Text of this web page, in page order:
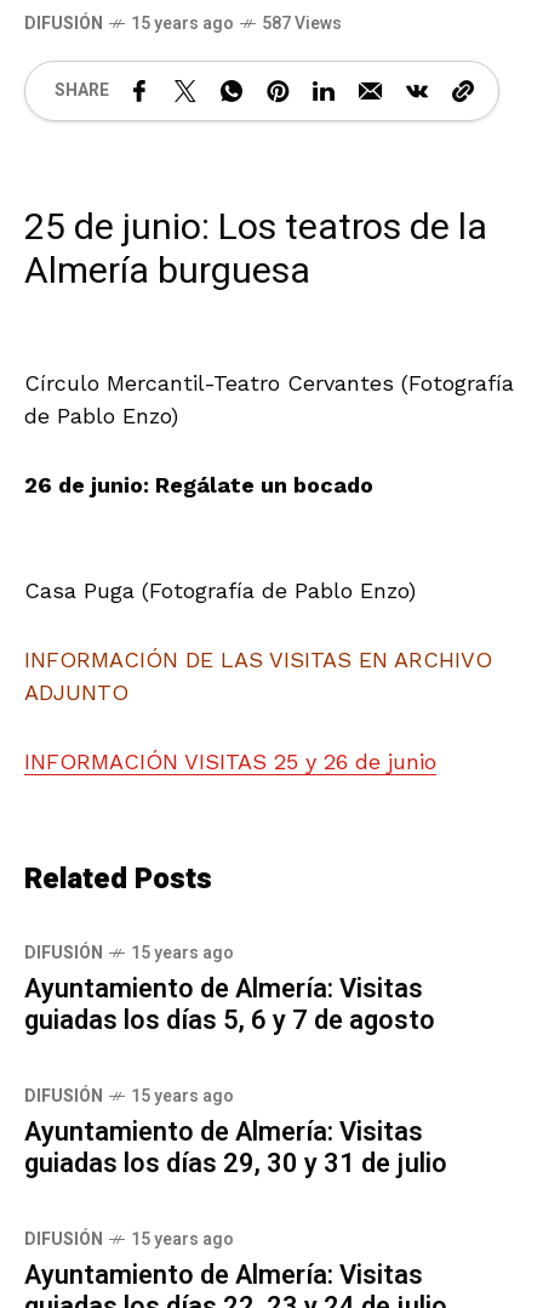
DIFUSIÓN 15 years ago 587 Views
SHARE
25 de junio: Los teatros de la
Almería burguesa
Círculo Mercantil-Teatro Cervantes (Fotografía
de Pablo Enzo)
26 de junio: Regálate un bocado
Casa Puga (Fotografía de Pablo Enzo)
INFORMACIÓN DE LAS VISITAS EN ARCHIVO
ADJUNTO
INFORMACIÓN VISITAS 25 y 26 de junio
Related Posts
DIFUSIÓN 15 years ago
Ayuntamiento de Almería: Visitas
guiadas los días 5, 6 y 7 de agosto
DIFUSIÓN 15 years ago
Ayuntamiento de Almería: Visitas
guiadas los días 29, 30 y 31 de julio
DIFUSIÓN 15 years ago
Ayuntamiento de Almería: Visitas